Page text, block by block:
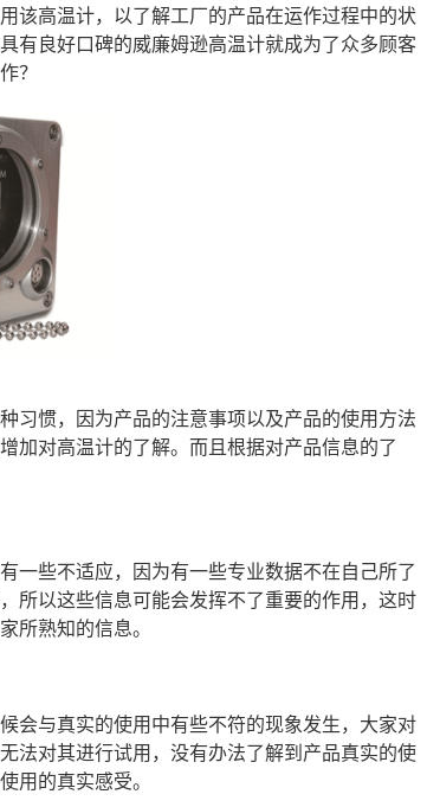
该高温计，以了解工厂的产品在运作过程中的状
有良好口碑的威廉姆逊高温计‍就成为了众多顾客
？
习惯，因为产品的注意事项以及产品的使用方法
加对高温计的了解。而且根据对产品信息的了
一些不适应，因为有一些专业数据不在自己所了
所以这些信息可能会发挥不了重要的作用，这时
所熟知的信息。
会与真实的使用中有些不符的现象发生，大家对
法对其进行试用，没有办法了解到产品真实的使
用的真实感受。